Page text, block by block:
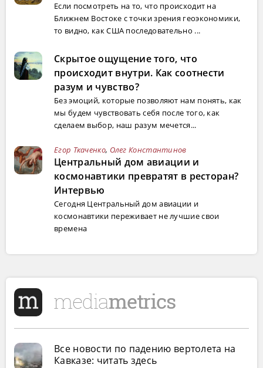
Если посмотреть на то, что происходит на
Ближнем Востоке с точки зрения геоэкономики,
то видно, как США последовательно ...
Скрытое ощущение того, что
происходит внутри. Как соотнести
разум и чувство?
Без эмоций, которые позволяют нам понять, как
мы будем чувствовать себя после того, как
сделаем выбор, наш разум мечется...
Егор Ткаченко, Олег Константинов
Центральный дом авиации и
космонавтики превратят в ресторан?
Интервью
Сегодня Центральный дом авиации и
космонавтики переживает не лучшие свои
времена
Все новости по падению вертолета на
Кавказе: читать здесь